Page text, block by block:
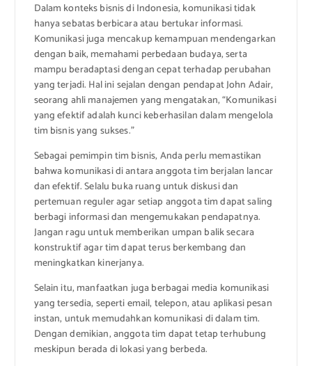
Dalam konteks bisnis di Indonesia, komunikasi tidak
hanya sebatas berbicara atau bertukar informasi.
Komunikasi juga mencakup kemampuan mendengarkan
dengan baik, memahami perbedaan budaya, serta
mampu beradaptasi dengan cepat terhadap perubahan
yang terjadi. Hal ini sejalan dengan pendapat John Adair,
seorang ahli manajemen yang mengatakan, “Komunikasi
yang efektif adalah kunci keberhasilan dalam mengelola
tim bisnis yang sukses.”
Sebagai pemimpin tim bisnis, Anda perlu memastikan
bahwa komunikasi di antara anggota tim berjalan lancar
dan efektif. Selalu buka ruang untuk diskusi dan
pertemuan reguler agar setiap anggota tim dapat saling
berbagi informasi dan mengemukakan pendapatnya.
Jangan ragu untuk memberikan umpan balik secara
konstruktif agar tim dapat terus berkembang dan
meningkatkan kinerjanya.
Selain itu, manfaatkan juga berbagai media komunikasi
yang tersedia, seperti email, telepon, atau aplikasi pesan
instan, untuk memudahkan komunikasi di dalam tim.
Dengan demikian, anggota tim dapat tetap terhubung
meskipun berada di lokasi yang berbeda.